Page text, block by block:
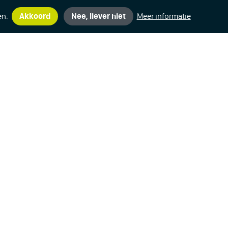
Akkoord Nee, liever niet Meer informatie